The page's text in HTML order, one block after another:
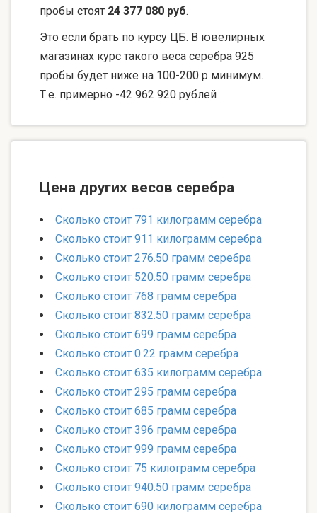
пробы стоят 24 377 080 руб.
Это если брать по курсу ЦБ. В ювелирных
магазинах курс такого веса серебра 925
пробы будет ниже на 100-200 р минимум.
Т.е. примерно -42 962 920 рублей
Цена других весов серебра
Сколько стоит 791 килограмм серебра
Сколько стоит 911 килограмм серебра
Сколько стоит 276.50 грамм серебра
Сколько стоит 520.50 грамм серебра
Сколько стоит 768 грамм серебра
Сколько стоит 832.50 грамм серебра
Сколько стоит 699 грамм серебра
Сколько стоит 0.22 грамм серебра
Сколько стоит 635 килограмм серебра
Сколько стоит 295 грамм серебра
Сколько стоит 685 грамм серебра
Сколько стоит 396 грамм серебра
Сколько стоит 999 грамм серебра
Сколько стоит 75 килограмм серебра
Сколько стоит 940.50 грамм серебра
Сколько стоит 690 килограмм серебра